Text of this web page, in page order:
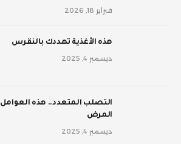
فبراير 18, 2026
‫هذه الأغذية تهددك بالنقرس
ديسمبر 4, 2025
‫التصلب المتعدد.. هذه
المرض
ديسمبر 4, 2025